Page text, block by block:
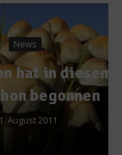
diesem